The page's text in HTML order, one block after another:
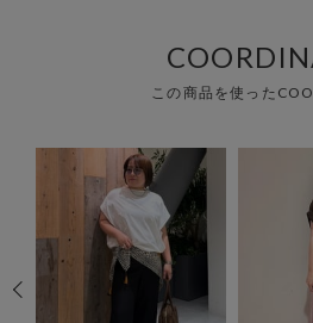
この商品を使った